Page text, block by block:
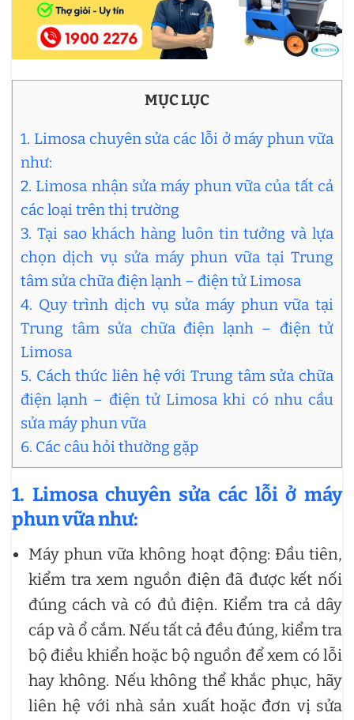
MỤC LỤC
1. Limosa chuyên sửa các lỗi ở máy phun vữa
như:
2. Limosa nhận sửa máy phun vữa của tất cả
các loại trên thị trường
3. Tại sao khách hàng luôn tin tưởng và lựa
chọn dịch vụ sửa máy phun vữa tại Trung
tâm sửa chữa điện lạnh – điện tử Limosa
4. Quy trình dịch vụ sửa máy phun vữa tại
Trung tâm sửa chữa điện lạnh – điện tử
Limosa
5. Cách thức liên hệ với Trung tâm sửa chữa
điện lạnh – điện tử Limosa khi có nhu cầu
sửa máy phun vữa
6. Các câu hỏi thường gặp
1. Limosa chuyên sửa các lỗi ở máy
phun vữa như:
Máy phun vữa không hoạt động: Đầu tiên,
kiểm tra xem nguồn điện đã được kết nối
đúng cách và có đủ điện. Kiểm tra cả dây
cáp và ổ cắm. Nếu tất cả đều đúng, kiểm tra
bộ điều khiển hoặc bộ nguồn để xem có lỗi
hay không. Nếu không thể khắc phục, hãy
liên hệ với nhà sản xuất hoặc đơn vị sửa